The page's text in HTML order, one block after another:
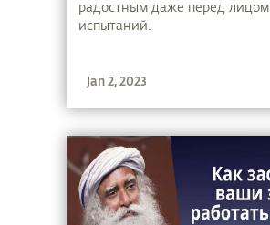
радостным даже перед лицом
испытаний.
Jan 2, 2023